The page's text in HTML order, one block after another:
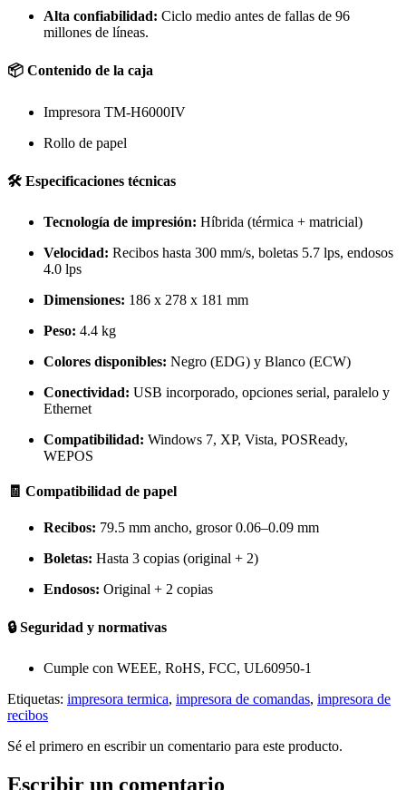
Alta confiabilidad: Ciclo medio antes de fallas de 96
millones de líneas.
📦 Contenido de la caja
Impresora TM-H6000IV
Rollo de papel
🛠️ Especificaciones técnicas
Tecnología de impresión: Híbrida (térmica + matricial)
Velocidad: Recibos hasta 300 mm/s, boletas 5.7 lps, endosos
4.0 lps
Dimensiones: 186 x 278 x 181 mm
Peso: 4.4 kg
Colores disponibles: Negro (EDG) y Blanco (ECW)
Conectividad: USB incorporado, opciones serial, paralelo y
Ethernet
Compatibilidad: Windows 7, XP, Vista, POSReady,
WEPOS
🧾 Compatibilidad de papel
Recibos: 79.5 mm ancho, grosor 0.06–0.09 mm
Boletas: Hasta 3 copias (original + 2)
Endosos: Original + 2 copias
🔒 Seguridad y normativas
Cumple con WEEE, RoHS, FCC, UL60950-1
Etiquetas: impresora termica, impresora de comandas, impresora de
recibos
Sé el primero en escribir un comentario para este producto.
Escribir un comentario